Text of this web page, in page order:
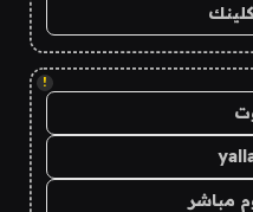
!
مباشر